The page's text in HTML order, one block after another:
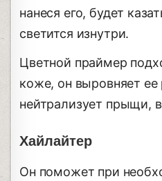
нанеся его, будет
светится изнутри.
Цветной праймер
коже, он выровняет
нейтрализует прыщи,
Хайлайтер
Он поможет при